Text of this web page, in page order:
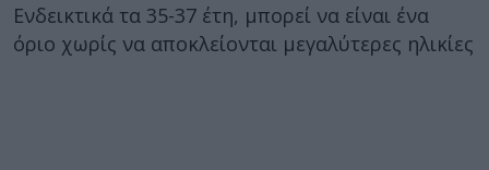
Ενδεικτικά τα 35-37 έτη, μπορεί να είναι ένα
όριο χωρίς να αποκλείονται μεγαλύτερες ηλικίες